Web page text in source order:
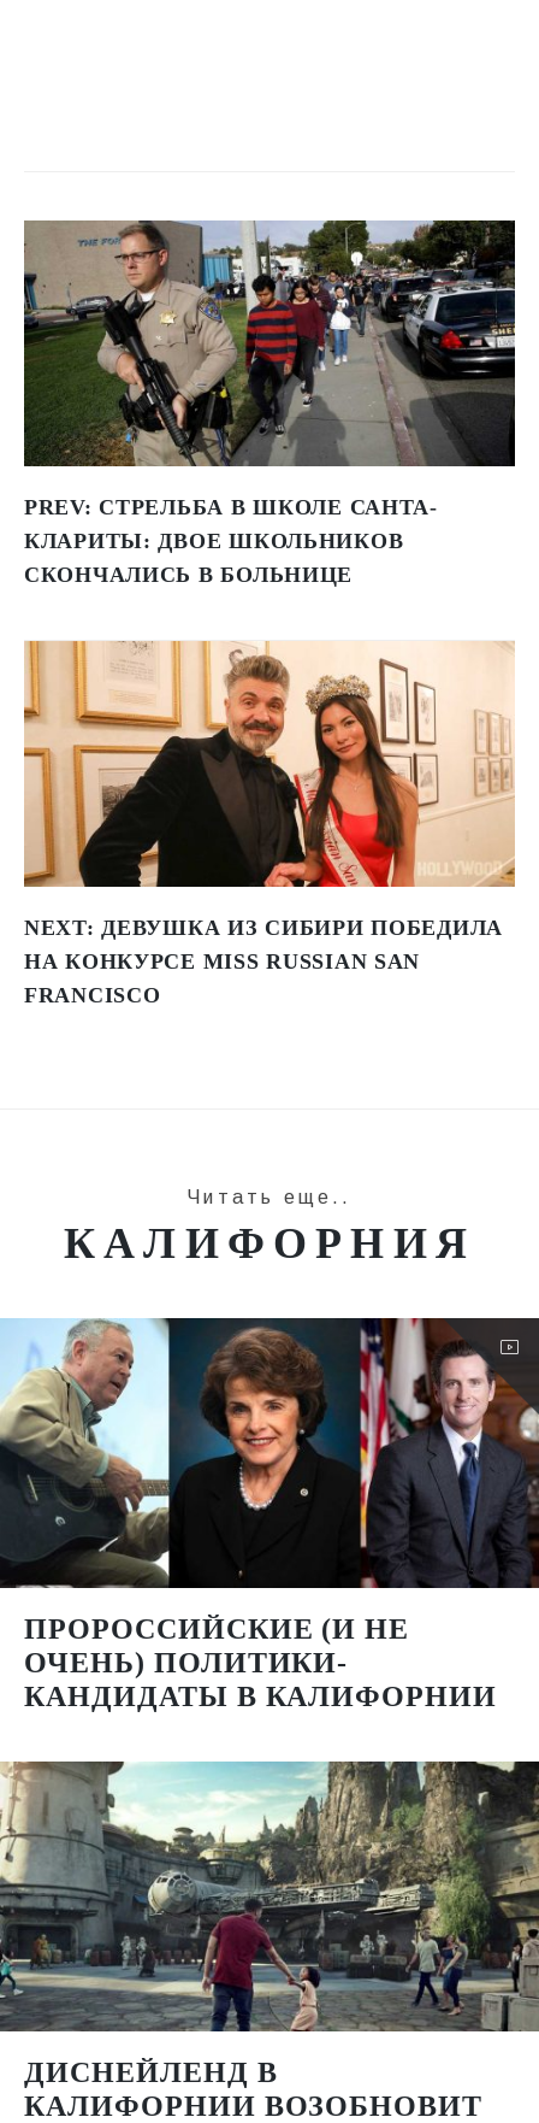
PREV: СТРЕЛЬБА В ШКОЛЕ САНТА-
КЛАРИТЫ: ДВОЕ ШКОЛЬНИКОВ
СКОНЧАЛИСЬ В БОЛЬНИЦЕ
NEXT: ДЕВУШКА ИЗ СИБИРИ ПОБЕДИЛА
НА КОНКУРСЕ MISS RUSSIAN SAN
FRANCISCO
Читать еще..
КАЛИФОРНИЯ
ПРОРОССИЙСКИЕ (И НЕ
ОЧЕНЬ) ПОЛИТИКИ-
КАНДИДАТЫ В КАЛИФОРНИИ
ДИСНЕЙЛЕНД В
КАЛИФОРНИИ ВОЗОБНОВИТ